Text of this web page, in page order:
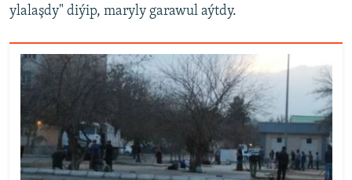
ylalaşdy" diýip, maryly garawul aýtdy.